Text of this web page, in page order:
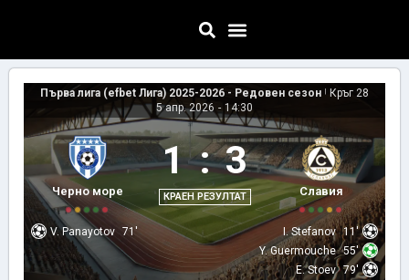
Първа лига (efbet Лига) 2025-2026 - Редовен сезон |
Кръг 28
5 апр. 2026 - 14:30
Черно море
1 : 3
КРАЕН РЕЗУЛТАТ Славия
V. Panayotov 71' I. Stefanov 11'
Y. Guermouche 55'
E. Stoev 79'